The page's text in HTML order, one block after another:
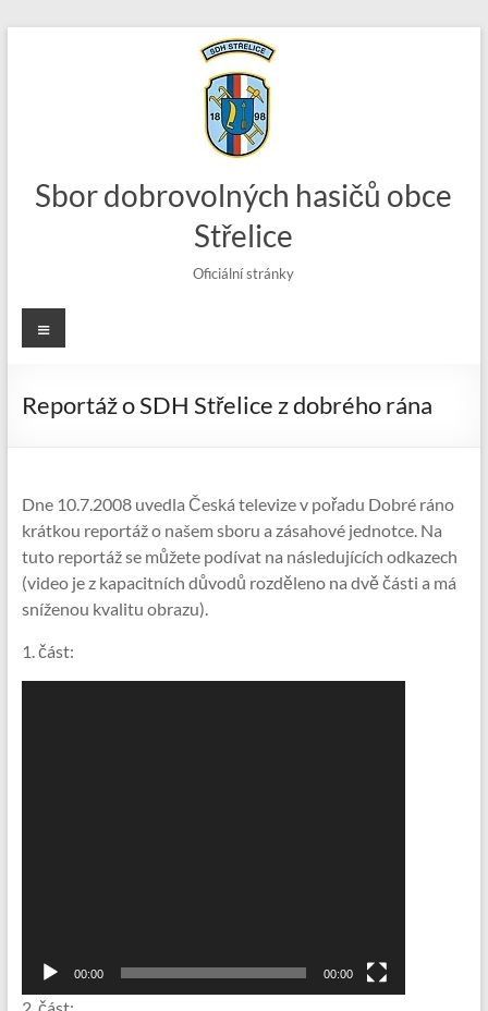
Sbor dobrovolných hasičů obce
Střelice
Oficiální stránky
Menu
Reportáž o SDH Střelice z dobrého rána
Dne 10.7.2008 uvedla Česká televize v pořadu Dobré ráno
krátkou reportáž o našem sboru a zásahové jednotce. Na
tuto reportáž se můžete podívat na následujících odkazech
(video je z kapacitních důvodů rozděleno na dvě části a má
sníženou kvalitu obrazu).
1. část:
00:00 00:00